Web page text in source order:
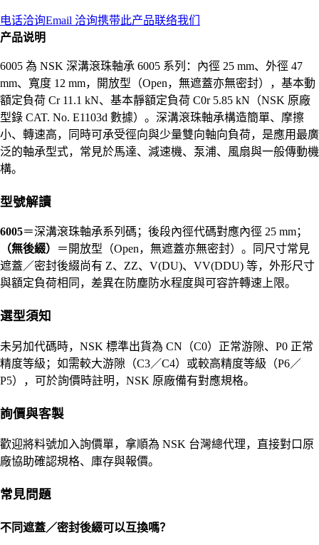
电话洽询Email 洽询携带此产品联络我们
产品说明
6005 為 NSK 深溝滾珠軸承 6005 系列：內徑 25 mm、外徑 47
mm、寬度 12 mm，開放型（Open，無遮蓋亦無密封），基本動
額定負荷 Cr 11.1 kN、基本靜額定負荷 C0r 5.85 kN（NSK 原廠
型錄 CAT. No. E1103d 數據）。深溝滾珠軸承構造簡單、摩擦
小、轉速高，同時可承受徑向與少量雙向軸向負荷，是應用最廣
泛的軸承型式，常見於馬達、減速機、泵浦、風扇與一般傳動機
構。
型號解讀
6005＝深溝滾珠軸承系列碼；後段內徑代碼對應內徑 25 mm；
（無後綴）
＝開放型（Open，無遮蓋亦無密封）。同尺寸常見
遮蓋／密封後綴尚有 Z、ZZ、V(DU)、VV(DDU) 等，外形尺寸
與額定負荷相同，差異在防塵防水程度與可容許轉速上限。
選型須知
未另加代碼時，NSK 標準出貨為 CN（C0）正常游隙、P0 正常
精度等級；如需較大游隙（C3／C4）或較高精度等級（P6／
P5），可於詢價時註明，NSK 原廠備有對應規格。
詢價與客製
歡迎將料號加入詢價單，拿順為 NSK 台灣總代理，直接對口原
廠協助確認規格、庫存與報價。
常見問題
不同遮蓋／密封後綴可以互換嗎？